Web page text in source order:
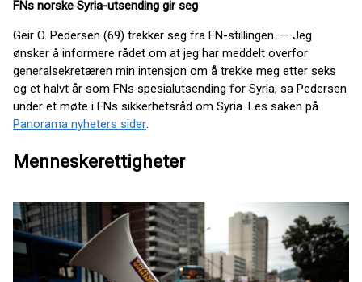
FNs norske Syria-utsending gir seg
Geir O. Pedersen (69) trekker seg fra FN-stillingen. — Jeg
ønsker å informere rådet om at jeg har meddelt overfor
generalsekretæren min intensjon om å trekke meg etter seks
og et halvt år som FNs spesialutsending for Syria, sa Pedersen
under et møte i FNs sikkerhetsråd om Syria. Les saken på
Panorama nyheters sider.
Menneskerettigheter